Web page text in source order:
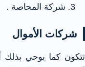
شركة المحاصة .
شركات الأموال
تتكون كما يوحي